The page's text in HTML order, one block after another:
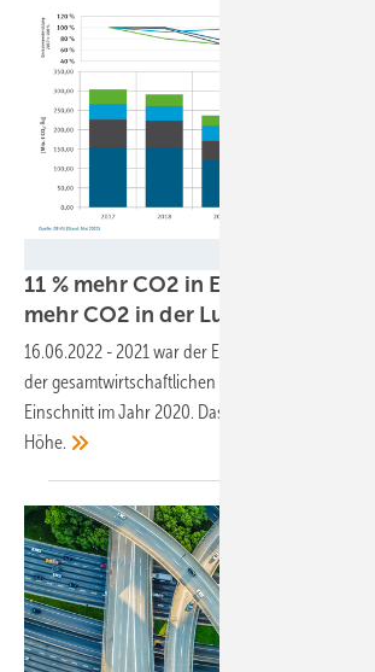
11 % mehr CO2 in Energie und
mehr CO2 in der Luftfahrt
16.06.2022 - 2021 war der Emissionshandel
der gesamtwirtschaftlichen Lage nach dem
Einschnitt im Jahr 2020. Das heißt, der CO2-
Höhe.